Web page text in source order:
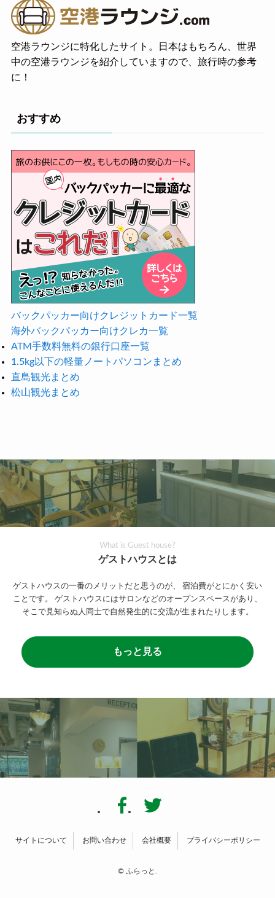
空港ラウンジに特化したサイト。日本はもちろん、世界
中の空港ラウンジを紹介していますので、旅行時の参考
に！
おすすめ
バックパッカー向けクレジットカード一覧
海外バックパッカー向けクレカ一覧
ATM手数料無料の銀行口座一覧
1.5kg以下の軽量ノートパソコンまとめ
直島観光まとめ
松山観光まとめ
What is Guest house?
ゲストハウスとは
ゲストハウスの一番のメリットだと思うのが、
宿泊費がとにかく安い
ことです。
ゲストハウスにはサロンなどのオープンスペースがあり、
そこで見知らぬ人同士で自然発生的に交流が生まれたりします。
もっと見る
サイトについて お問い合わせ 会社概要 プライバシーポリシー
© ふらっと.